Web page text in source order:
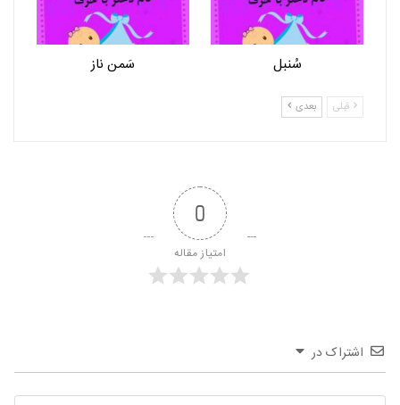
سُنبل سَمن ناز
قبلی بعدی
0
امتیاز مقاله
اشتراک در